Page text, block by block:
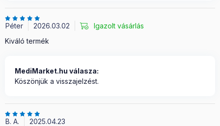
Péter 2026.03.02
Igazolt vásárlás
Kiváló termék
MediMarket.hu válasza:
Köszönjük a visszajelzést.
B. A.
2025.04.23